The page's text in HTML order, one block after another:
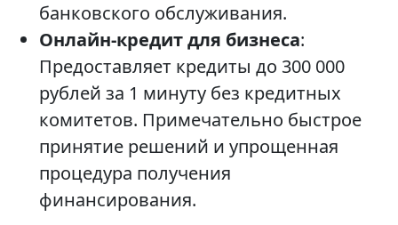
банковского обслуживания.
Онлайн-кредит для бизнеса:
Предоставляет кредиты до 300 000
рублей за 1 минуту без кредитных
комитетов. Примечательно быстрое
принятие решений и упрощенная
процедура получения
финансирования.